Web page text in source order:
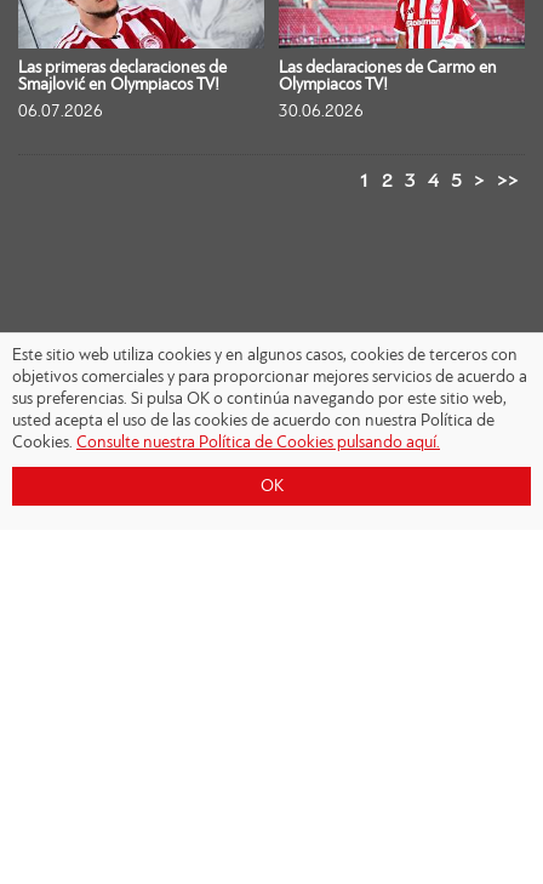
Las primeras declaraciones de
Smajlović en Olympiacos TV!
06.07.2026
Las declaraciones de Carmo en
Olympiacos TV!
30.06.2026
1 2 3 4 5 > >>
Este sitio web utiliza cookies y en algunos casos, cookies de terceros con
objetivos comerciales y para proporcionar mejores servicios de acuerdo a
sus preferencias. Si pulsa OK o continúa navegando por este sitio web,
usted acepta el uso de las cookies de acuerdo con nuestra Política de
Cookies. Consulte nuestra Política de Cookies pulsando aquí.
OK